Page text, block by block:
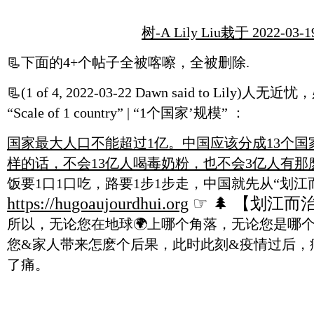
树-A Lily Liu栽于 2022-03-
📃下面的4+个帖子全被喀嚓，全被删除.
📃(1 of 4, 2022-03-22 Dawn said to Lily)人无近忧
“Scale of 1 country” | “1个国家’规模” ：
国家最大人口不能超过1亿。中国应该分成13个
样的话，不会13亿人喝毒奶粉，也不会3亿人有那
饭要1口1口吃，路要1步1步走，中国就先从“划江
https://hugoaujourdhui.org ☞ 🌲 【划江而
所以，无论您在地球🌍上哪个角落，无论您是哪
您&家人带来怎麽个后果，此时此刻&疫情过后
了痛。